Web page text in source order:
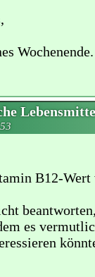
Wochenende.
B12-Wert
es